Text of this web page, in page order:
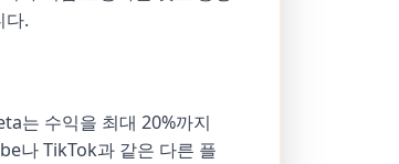
다.
는 수익을 최대 20%까지
나 TikTok과 같은 다른 플